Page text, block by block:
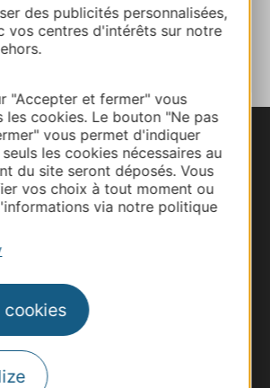
des publicités personnalisées,
vos centres d'intérêts sur notre
"Accepter et fermer" vous
les cookies. Le bouton "Ne pas
vous permet d'indiquer
les cookies nécessaires au
du site seront déposés. Vous
vos choix à tout moment ou
via notre politique
#VoyageOccitanie